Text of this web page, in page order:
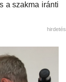
a szakma iránti
hirdetés